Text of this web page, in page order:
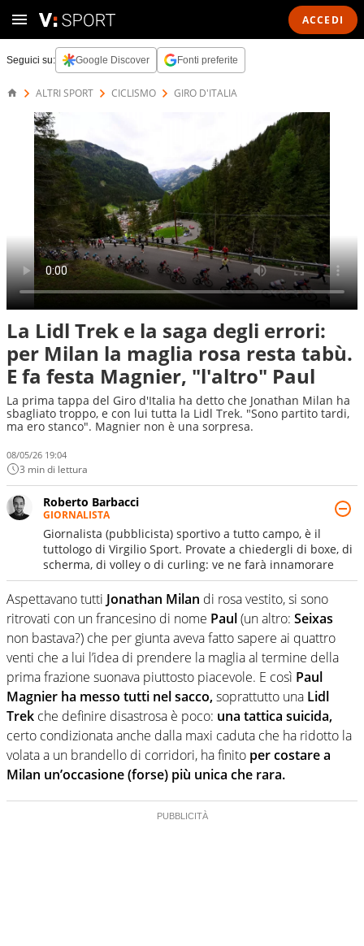
ACCEDI
Seguici su: Google Discover Fonti preferite
ALTRI SPORT CICLISMO GIRO D'ITALIA
La Lidl Trek e la saga degli errori:
per Milan la maglia rosa resta tabù.
E fa festa Magnier, "l'altro" Paul
La prima tappa del Giro d'Italia ha detto che Jonathan Milan ha
sbagliato troppo, e con lui tutta la Lidl Trek. "Sono partito tardi,
ma ero stanco". Magnier non è una sorpresa.
08/05/26 19:04
3 min di lettura
Roberto Barbacci
GIORNALISTA
Giornalista (pubblicista) sportivo a tutto campo, è il
tuttologo di Virgilio Sport. Provate a chiedergli di boxe, di
scherma, di volley o di curling: ve ne farà innamorare
Aspettavano tutti Jonathan Milan di rosa vestito, si sono
ritrovati con un francesino di nome Paul(un altro: Seixas
non bastava?) che per giunta aveva fatto sapere ai quattro
venti che a lui l’idea di prendere la maglia al termine della
prima frazione suonava piuttosto piacevole. E così Paul
Magnier ha messo tutti nel sacco,soprattutto una Lidl
Trek che definire disastrosa è poco: una tattica suicida,
certo condizionata anche dalla maxi caduta che ha ridotto la
volata a un brandello di corridori, ha finito per costare a
Milan un’occasione (forse) più unica che rara.